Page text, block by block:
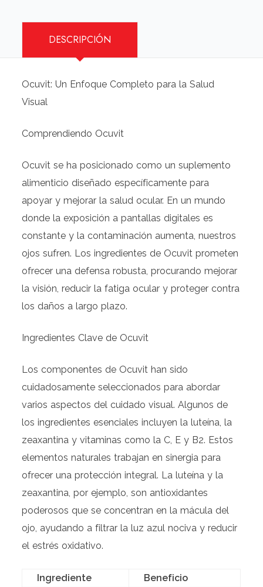
DESCRIPCIÓN
Ocuvit: Un Enfoque Completo para la Salud
Visual
Comprendiendo Ocuvit
Ocuvit se ha posicionado como un suplemento
alimenticio diseñado específicamente para
apoyar y mejorar la salud ocular. En un mundo
donde la exposición a pantallas digitales es
constante y la contaminación aumenta, nuestros
ojos sufren. Los ingredientes de Ocuvit prometen
ofrecer una defensa robusta, procurando mejorar
la visión, reducir la fatiga ocular y proteger contra
los daños a largo plazo.
Ingredientes Clave de Ocuvit
Los componentes de Ocuvit han sido
cuidadosamente seleccionados para abordar
varios aspectos del cuidado visual. Algunos de
los ingredientes esenciales incluyen la luteína, la
zeaxantina y vitaminas como la C, E y B2. Estos
elementos naturales trabajan en sinergia para
ofrecer una protección integral. La luteína y la
zeaxantina, por ejemplo, son antioxidantes
poderosos que se concentran en la mácula del
ojo, ayudando a filtrar la luz azul nociva y reducir
el estrés oxidativo.
Ingrediente Beneficio